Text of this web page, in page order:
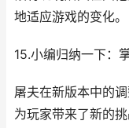
地适应游戏的变化。
15.小编归纳一下：
屠夫在新版本中的
为玩家带来了新的